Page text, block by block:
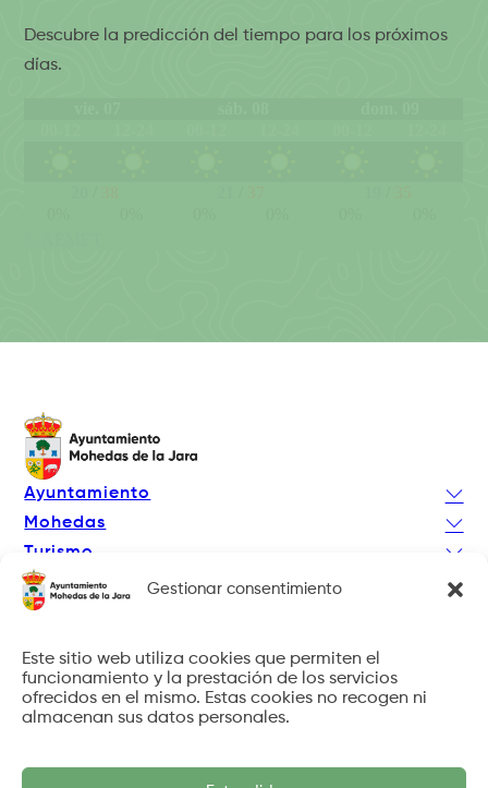
Gestionar consentimiento
Este sitio web utiliza cookies que permiten el
funcionamiento y la prestación de los servicios
ofrecidos en el mismo. Estas cookies no recogen ni
almacenan sus datos personales.
Descubre la predicción del tiempo para los próximos
días.
Ayuntamiento
Mohedas
Turismo
Actualidad
Facebook
© 2026 Ayto. de Mohedas de la Jara. Todos los derechos